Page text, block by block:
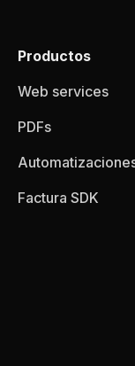
Productos
Web services
PDFs
Factura SDK